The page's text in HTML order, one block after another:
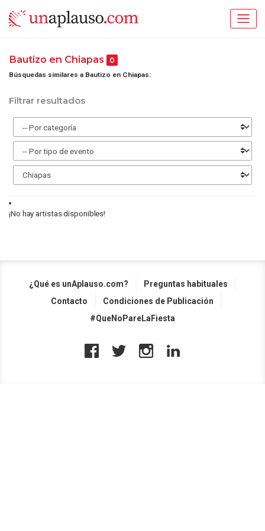
Bautizo en Chiapas 0
Búsquedas similares a Bautizo en Chiapas:
Filtrar resultados
¡No hay artistas disponibles!
¿Qué es unAplauso.com?
Preguntas habituales
Contacto
Condiciones de Publicación
#QueNoPareLaFiesta